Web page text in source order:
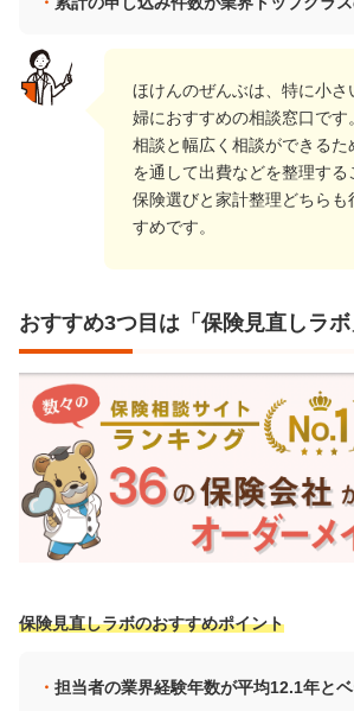
ほけんのぜんぶは、特に小さ
婦におすすめの相談窓口です
相談と幅広く相談ができるた
を通して出費などを整理する
保険選びと家計整理どちらも
すめです。
おすすめ3つ目は「保険見直しラボ
保険見直しラボのおすすめポイント
担当者の業界経験年数が平均12.1年と